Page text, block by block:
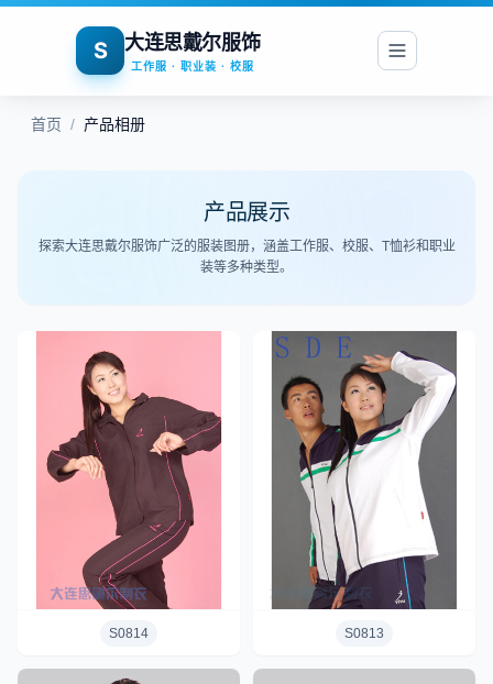
S 大连思戴尔服饰
工作服 · 职业装 · 校服
首页 / 产品相册
产品展示
探索大连思戴尔服饰广泛的服装图册，涵盖工作服、校服、T恤衫和职业
装等多种类型。
S0814 S0813